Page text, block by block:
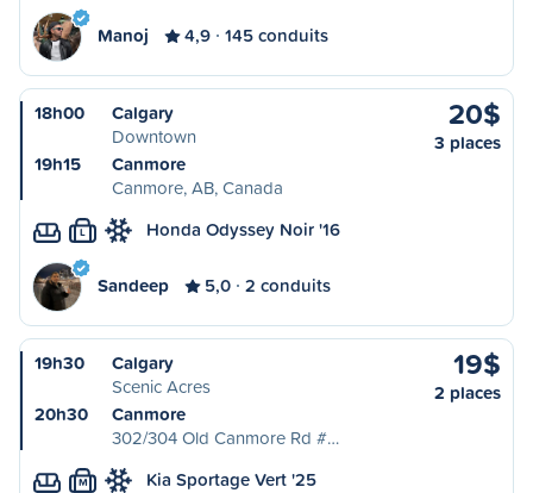
Manoj 4,9 145 conduits
18h00
Calgary
Downtown
19h15
Canmore
Canmore, AB, Canada
20$
3 places
L Honda Odyssey Noir '16
Sandeep 5,0 2 conduits
19h30
Calgary
Scenic Acres
20h30
Canmore
302/304 Old Canmore Rd #…
19$
2 places
M Kia Sportage Vert '25